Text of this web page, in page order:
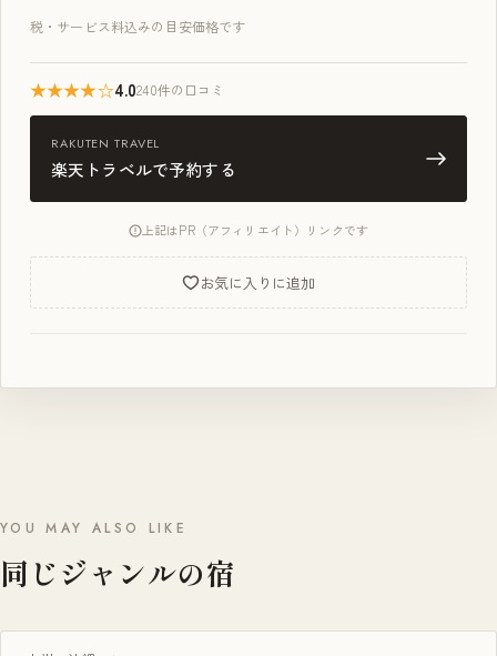
税・サービス料込みの目安価格です
★★★★☆4.0240件の口コミ
RAKUTEN TRAVEL
楽天トラベルで予約する
上記はPR（アフィリエイト）リンクです
お気に入りに追加
YOU MAY ALSO LIKE
同じジャンルの宿